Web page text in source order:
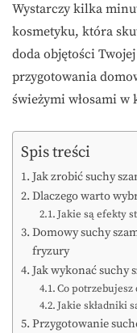
Wystarczy kilka
kosmetyku, która
doda objętości
przygotowania
świeżymi włosami w
Spis treści
Jak zrobić suchy
Dlaczego warto
Jakie są efekty
Domowy suchy
fryzury
Jak wykonać suchy
Co potrzebujesz
Jakie składniki
Przygotowanie